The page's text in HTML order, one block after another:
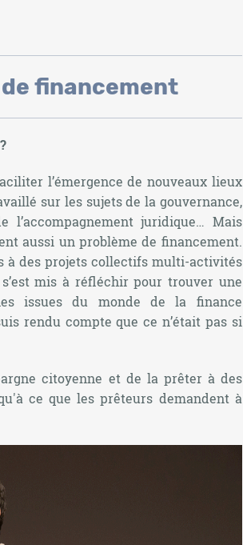
financement
l’émergence de nouveaux lieux
sur les sujets de la gouvernance,
juridique… Mais
aussi un problème de financement.
à des projets collectifs multi-activités
mis à réfléchir pour trouver une
issues du monde de la finance
rendu compte que ce n’était pas si
citoyenne et de la prêter à des
ce que les prêteurs demandent à